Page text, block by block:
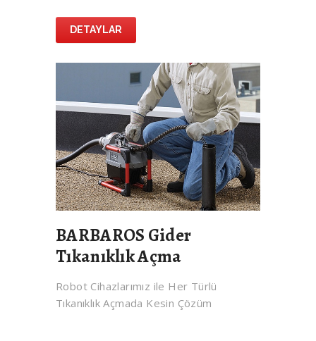
DETAYLAR
BARBAROS Gider
Tıkanıklık Açma
Robot Cihazlarımız ile Her Türlü
Tıkanıklık Açmada Kesin Çözüm